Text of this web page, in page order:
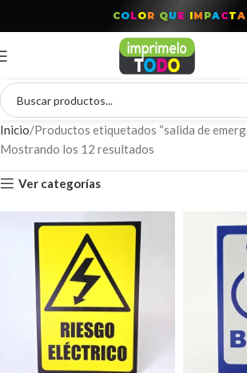
COLOR QU E IM PACTA
Inicio Productos etiquetados “salida de
Mostrando los 12 resultados
Ver categorías